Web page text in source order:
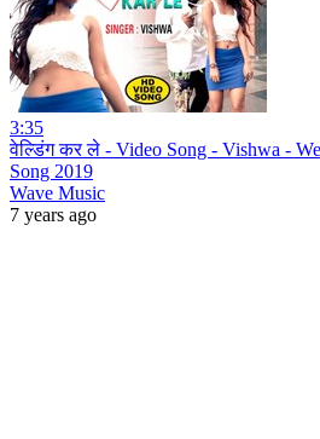
3:35
वेल्डिंग कर ले - Video Song - Vishwa -
Song 2019
Wave Music
7 years ago